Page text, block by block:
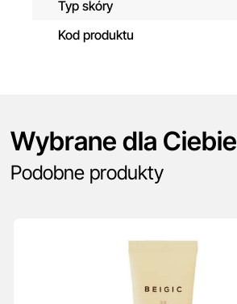
Typ skóry
Kod produktu
Wybrane dla Ciebie
Podobne produkty